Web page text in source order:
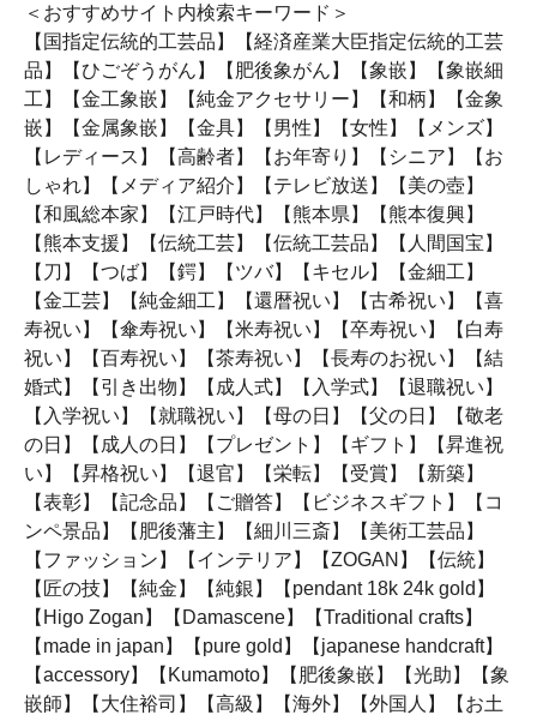
＜おすすめサイト内検索キーワード＞
【国指定伝統的工芸品】【経済産業大臣指定伝統的工芸
品】【ひごぞうがん】【肥後象がん】【象嵌】【象嵌細
工】【金工象嵌】【純金アクセサリー】【和柄】【金象
嵌】【金属象嵌】【金具】【男性】【女性】【メンズ】
【レディース】【高齢者】【お年寄り】【シニア】【お
しゃれ】【メディア紹介】【テレビ放送】【美の壺】
【和風総本家】【江戸時代】【熊本県】【熊本復興】
【熊本支援】【伝統工芸】【伝統工芸品】【人間国宝】
【刀】【つば】【鍔】【ツバ】【キセル】【金細工】
【金工芸】【純金細工】【還暦祝い】【古希祝い】【喜
寿祝い】【傘寿祝い】【米寿祝い】【卒寿祝い】【白寿
祝い】【百寿祝い】【茶寿祝い】【長寿のお祝い】【結
婚式】【引き出物】【成人式】【入学式】【退職祝い】
【入学祝い】【就職祝い】【母の日】【父の日】【敬老
の日】【成人の日】【プレゼント】【ギフト】【昇進祝
い】【昇格祝い】【退官】【栄転】【受賞】【新築】
【表彰】【記念品】【ご贈答】【ビジネスギフト】【コ
ンペ景品】【肥後藩主】【細川三斎】【美術工芸品】
【ファッション】【インテリア】【ZOGAN】【伝統】
【匠の技】【純金】【純銀】【pendant 18k 24k gold】
【Higo Zogan】【Damascene】【Traditional crafts】
【made in japan】【pure gold】【japanese handcraft】
【accessory】【Kumamoto】【肥後象嵌】【光助】【象
嵌師】【大住裕司】【高級】【海外】【外国人】【お土